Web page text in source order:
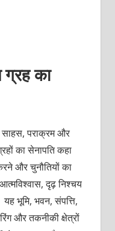
ग्रह का
साहस, पराक्रम और
का सेनापति कहा
और चुनौतियों का
दृढ़ निश्चय
भूमि, भवन, संपत्ति,
और तकनीकी क्षेत्रों